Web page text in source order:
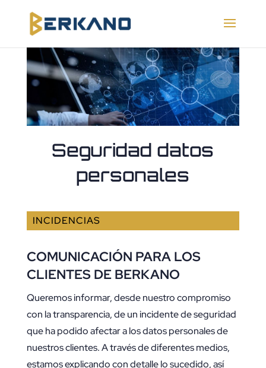
Seguridad datos
personales
INCIDENCIAS
COMUNICACIÓN PARA LOS
CLIENTES DE BERKANO
Queremos informar, desde nuestro compromiso
con la transparencia, de un incidente de seguridad
que ha podido afectar a los datos personales de
nuestros clientes. A través de diferentes medios,
estamos explicando con detalle lo sucedido, así